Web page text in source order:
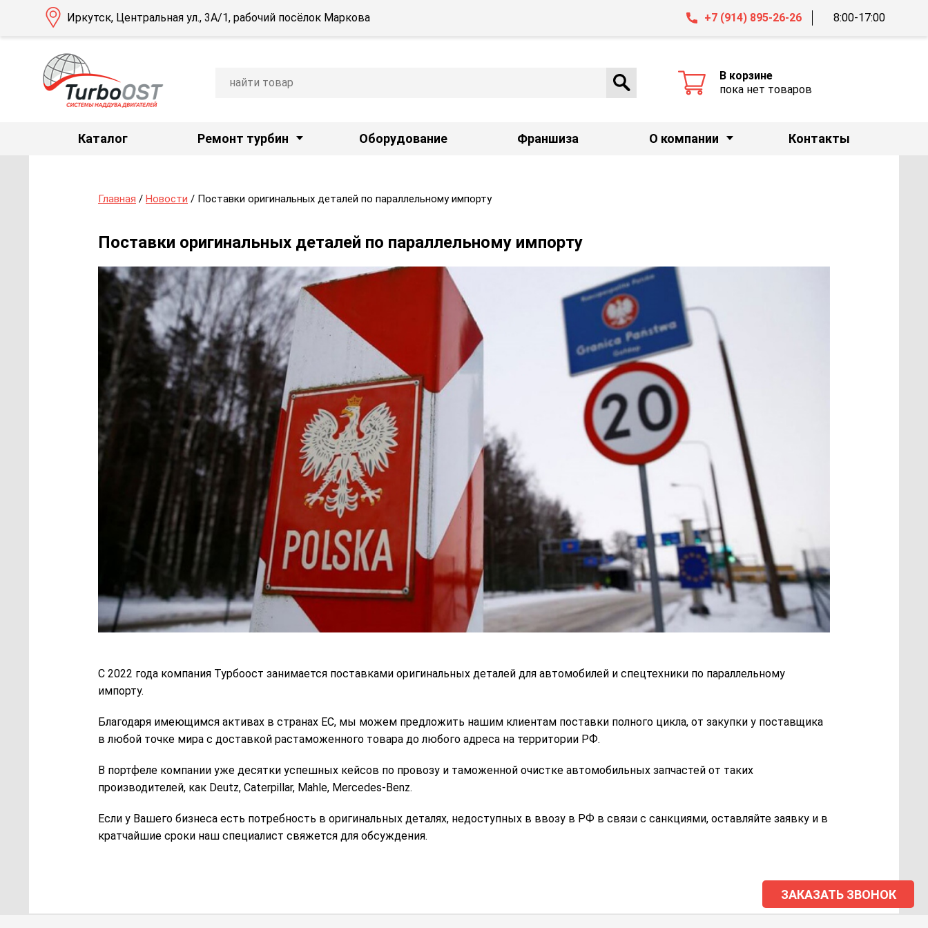
Каталог Ремонт турбин Оборудование Франшиза О компании Контакты
Иркутск, Центральная ул., 3А/1, рабочий посёлок Маркова +7 (914) 895-26-26 8:00-17:00
В корзине
пока нет товаров
Главная / Новости / Поставки оригинальных деталей по параллельному импорту
Поставки оригинальных деталей по параллельному импорту
С 2022 года компания Турбоост занимается поставками оригинальных деталей для автомобилей и спецтехники по параллельному
импорту.
Благодаря имеющимся активах в странах ЕС, мы можем предложить нашим клиентам поставки полного цикла, от закупки у поставщика
в любой точке мира с доставкой растаможенного товара до любого адреса на территории РФ.
В портфеле компании уже десятки успешных кейсов по провозу и таможенной очистке автомобильных запчастей от таких
производителей, как Deutz, Caterpillar, Mahle, Mercedes-Benz.
Если у Вашего бизнеса есть потребность в оригинальных деталях, недоступных в ввозу в РФ в связи с санкциями, оставляйте заявку и в
кратчайшие сроки наш специалист свяжется для обсуждения.
ЗАКАЗАТЬ ЗВОНОК